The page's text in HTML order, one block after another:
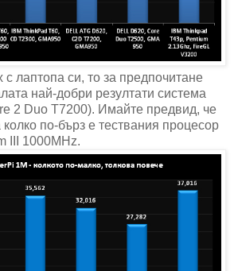
лаптопа си, то за предпочитане
най-добри резултати система
2 Duo T7200). Имайте предвид, че
колко по-бърз е тествания процесор
III 1000MHz.